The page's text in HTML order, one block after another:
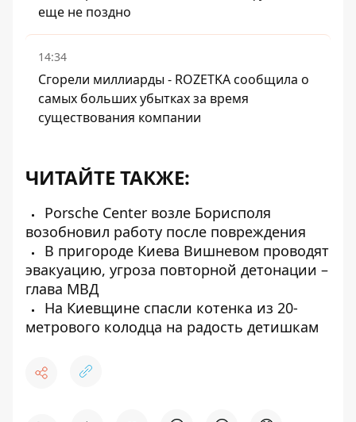
еще не поздно
14:34
Сгорели миллиарды - ROZETKA сообщила о
самых больших убытках за время
существования компании
ЧИТАЙТЕ ТАКЖЕ:
Porsche Center возле Борисполя
возобновил работу после повреждения
В пригороде Киева Вишневом проводят
эвакуацию, угроза повторной детонации –
глава МВД
На Киевщине спасли котенка из 20-
метрового колодца на радость детишкам